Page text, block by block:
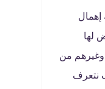
إهمال
لها
وغيرهم من
نتعرف